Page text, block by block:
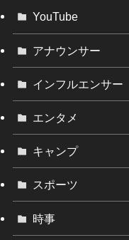
YouTube
アナウンサー
インフルエンサー
エンタメ
キャンプ
スポーツ
時事